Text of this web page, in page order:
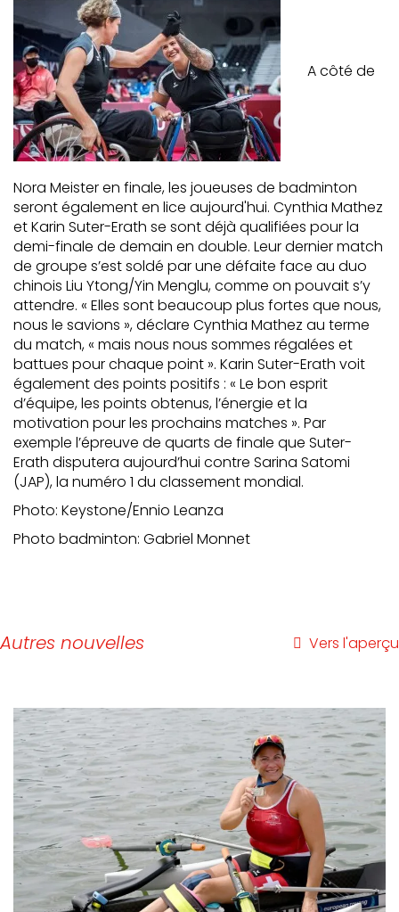
A côté de
Nora Meister en finale, les joueuses de badminton
seront également en lice aujourd'hui. Cynthia Mathez
et Karin Suter-Erath se sont déjà qualifiées pour la
demi-finale de demain en double. Leur dernier match
de groupe s’est soldé par une défaite face au duo
chinois Liu Ytong/Yin Menglu, comme on pouvait s’y
attendre. « Elles sont beaucoup plus fortes que nous,
nous le savions », déclare Cynthia Mathez au terme
du match, « mais nous nous sommes régalées et
battues pour chaque point ». Karin Suter-Erath voit
également des points positifs : « Le bon esprit
d’équipe, les points obtenus, l’énergie et la
motivation pour les prochains matches ». Par
exemple l’épreuve de quarts de finale que Suter-
Erath disputera aujourd’hui contre Sarina Satomi
(JAP), la numéro 1 du classement mondial.
Photo: Keystone/Ennio Leanza
Photo badminton: Gabriel Monnet
Vers l'aperçu
Autres nouvelles